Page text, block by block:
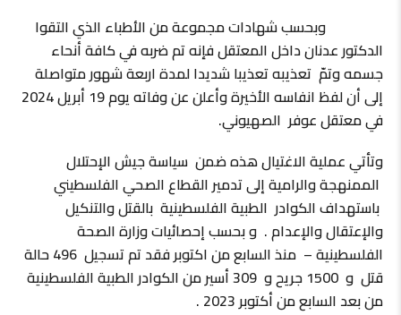
وبحسب شهادات مجموعة من الأطباء الذي التقوا
الدكتور عدنان داخل المعتقل فإنه تم ضربه في كافة أنحاء
جسمه وتمّ تعذيبه تعذيبا شديدا لمدة اربعة شهور متواصلة
إلى أن لفظ انفاسه الأخيرة وأعلن عن وفاته يوم 19 أبريل 2024
في معتقل عوفر الصهيوني.
وتأتي عملية الاغتيال هذه ضمن سياسة جيش الإحتلال
الممنهجة والرامية إلى تدمير القطاع الصحي الفلسطيني
باستهداف الكوادر الطبية الفلسطينية بالقتل والتنكيل
والإعتقال والإعدام . و بحسب إحصائيات وزارة الصحة
الفلسطينية – منذ السابع من اكتوبر فقد تم تسجيل 496 حالة
قتل و 1500 جريح و 309 أسير من الكوادر الطبية الفلسطينية
من بعد السابع من أكتوبر 2023 .